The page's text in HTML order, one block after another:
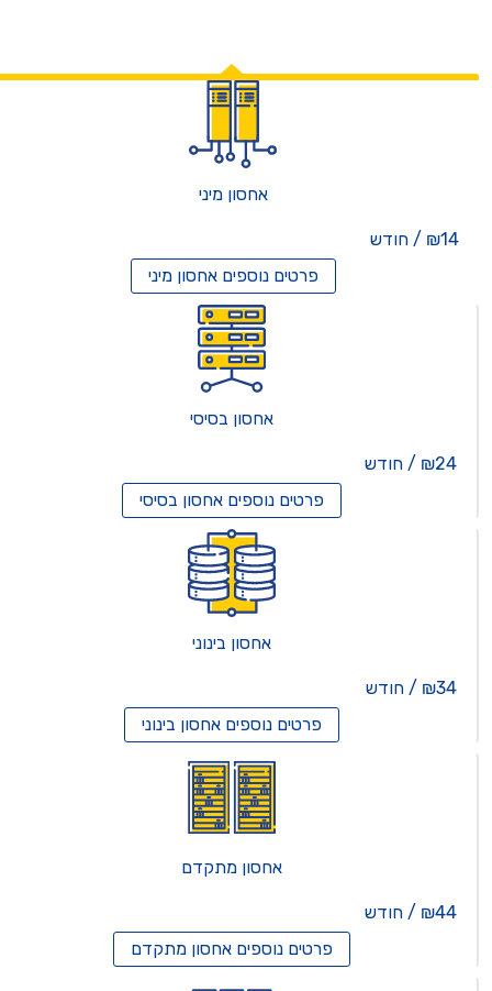
אחסון מיני
₪14 / חודש
פרטים נוספיםאחסון מיני
אחסון בסיסי
₪24 / חודש
פרטים נוספיםאחסון בסיסי
אחסון בינוני
₪34 / חודש
פרטים נוספיםאחסון בינוני
אחסון מתקדם
₪44 / חודש
פרטים נוספיםאחסון מתקדם